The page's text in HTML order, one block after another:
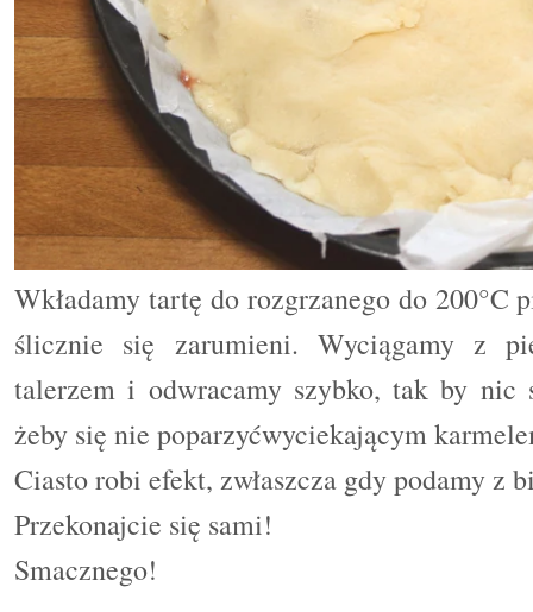
Wkładamy tartę do rozgrzanego do
ślicznie się zarumieni. Wyciągamy z
talerzem i odwracamy szybko, tak by nic
żeby się nie poparzyćwyciekającym
Ciasto robi efekt, zwłaszcza gdy podamy z
Przekonajcie się sami!
Smacznego!